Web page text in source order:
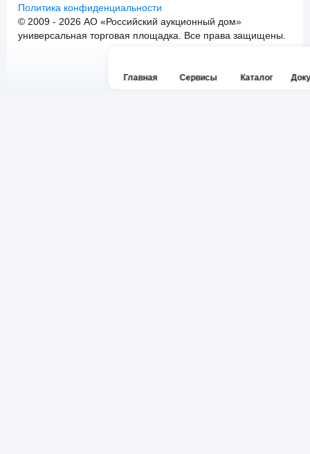
Главная Сервисы Каталог
Политика конфиденциальности
© 2009 - 2026 АО «Российский аукционный дом»
универсальная торговая площадка. Все права защищены.